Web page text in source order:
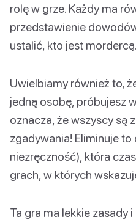
rolę w grze. Każdy ma
przedstawienie
ustalić, kto jest mordercą.
Uwielbiamy również to,
jedną osobę, próbujesz
oznacza, że wszyscy są
zgadywania! Eliminuje
niezręczność), która
grach, w których
Ta gra ma lekkie zasady